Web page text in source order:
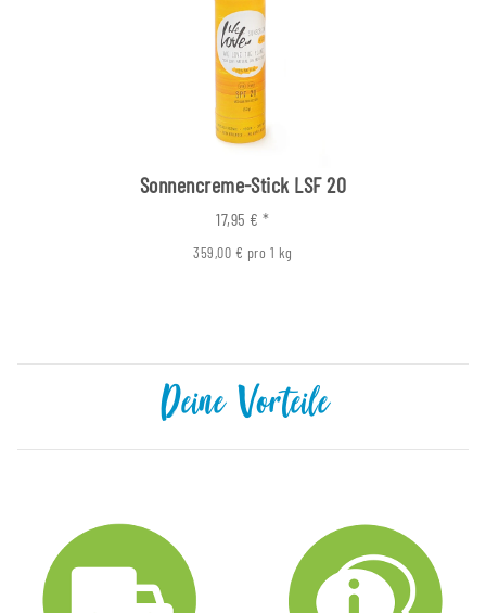
Sonnencreme-Stick LSF 20
17,95 €*
359,00 € pro 1 kg
Deine Vorteile